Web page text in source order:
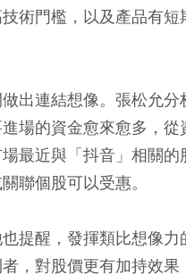
術門檻，以及產品有短
出連結想像。張松允分
場的資金愈來愈多，從
最近與「抖音」相關的
聯個股可以受惠。
提醒，發揮類比想像力
，對股價更有加持效果